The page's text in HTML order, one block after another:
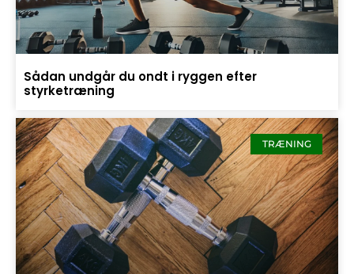
Sådan undgår du ondt i ryggen efter
styrketræning
TRÆNING